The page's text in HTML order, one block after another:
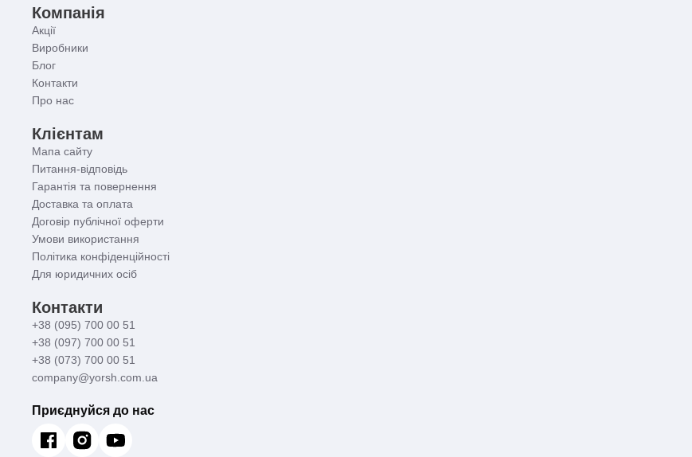
Компанія
Акції
Виробники
Блог
Контакти
Про нас
Клієнтам
Мапа сайту
Питання-відповідь
Гарантія та повернення
Доставка та оплата
Договір публічної оферти
Умови використання
Політика конфіденційності
Для юридичних осіб
Контакти
+38 (095) 700 00 51
+38 (097) 700 00 51
+38 (073) 700 00 51
company@yorsh.com.ua
Приєднуйся до нас